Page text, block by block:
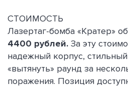
СТОИМОСТЬ
Лазертаг-бомба «Кратер»
4400 рублей. За эту
надежный корпус,
«вытянуть» раунд за
поражения. Позиция